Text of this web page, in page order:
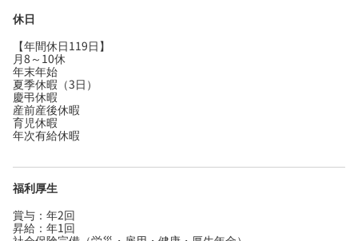
休日
【年間休日119日】
月8～10休
年末年始
夏季休暇（3日）
慶弔休暇
産前産後休暇
育児休暇
年次有給休暇
福利厚生
賞与：年2回
昇給：年1回